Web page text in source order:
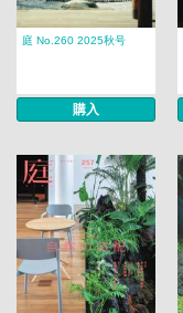
庭 No.260 2025秋号
購入